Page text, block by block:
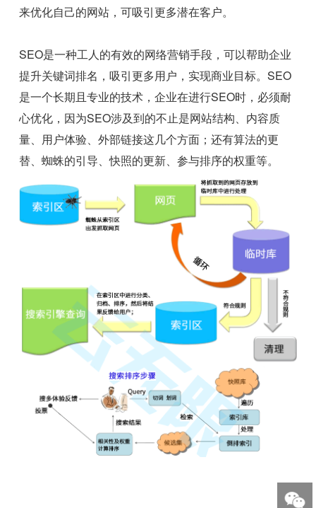
来优化自己的网站，可吸引更多潜在客户。
SEO是一种工人的有效的网络营销手段，可以帮助企业
提升关键词排名，吸引更多用户，实现商业目标。SEO
是一个长期且专业的技术，企业在进行SEO时，必须耐
心优化，因为SEO涉及到的不止是网站结构、内容质
量、用户体验、外部链接这几个方面；还有算法的更
替、蜘蛛的引导、快照的更新、参与排序的权重等。